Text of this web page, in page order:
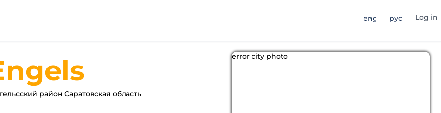
eng рус Log in
район Саратовская область
error city photo